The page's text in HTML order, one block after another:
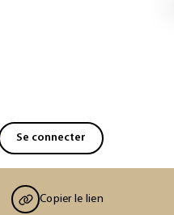
Se connecter
Copier le lien